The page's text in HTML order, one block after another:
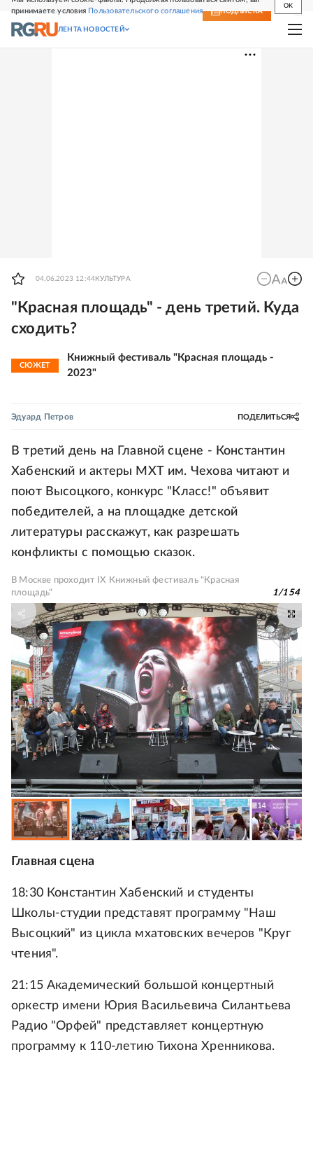
принимаете условия Пользовательского соглашения
OK
СВЕЖИЙ НОМЕР ПОДПИСКА
ЛЕНТА НОВОСТЕЙ
04.06.2023 12:44 КУЛЬТУРА
"Красная площадь" - день третий. Куда
сходить?
СЮЖЕТ
Книжный фестиваль "Красная площадь -
2023"
Эдуард Петров ПОДЕЛИТЬСЯ
В третий день на Главной сцене - Константин
Хабенский и актеры МХТ им. Чехова читают и
поют Высоцкого, конкурс "Класс!" объявит
победителей, а на площадке детской
литературы расскажут, как разрешать
конфликты с помощью сказок.
В Москве проходит IX Книжный фестиваль "Красная
площадь"
1/154
Главная сцена
18:30 Константин Хабенский и студенты
Школы-студии представят программу "Наш
Высоцкий" из цикла мхатовских вечеров "Круг
чтения".
21:15 Академический большой концертный
оркестр имени Юрия Васильевича Силантьева
Радио "Орфей" представляет концертную
программу к 110-летию Тихона Хренникова.